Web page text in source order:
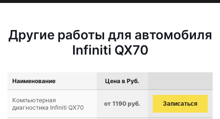
Другие работы для автомобиля
Infiniti QX70
Наименование Цена в Руб.
Компьютерная
диагностика Infiniti QX70
от 1190 руб. Записаться